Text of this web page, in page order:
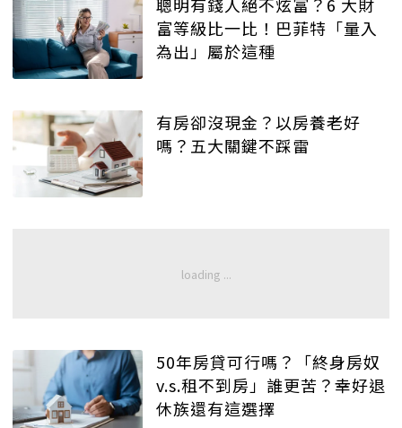
富等級比一比！巴菲特「量入
為出」屬於這種
有房卻沒現金？以房養老好
嗎？五大關鍵不踩雷
50年房貸可行嗎？「終身房奴
v.s.租不到房」誰更苦？幸好退
休族還有這選擇